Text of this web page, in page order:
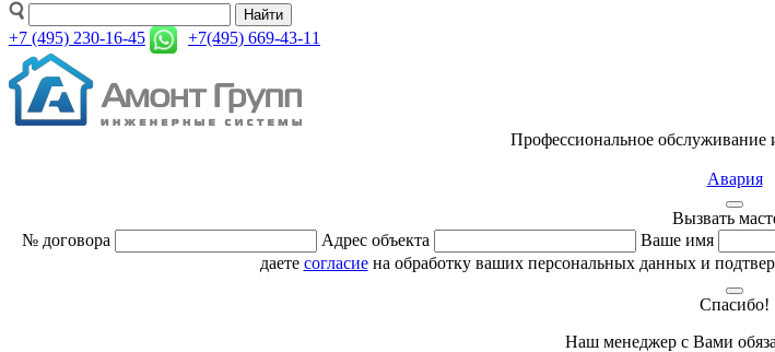
Найти
+7 (495) 230-16-45 +7(495) 669-43-11
Профессиональное обслуживание
Авария
Вызвать
№ договора
Адрес объекта Ваше имя
даете согласиена обработку ваших персональных данных и
Спасибо!
Наш менеджер с Вами